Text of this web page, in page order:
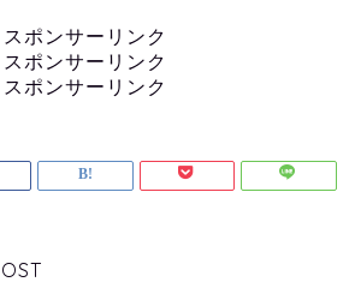
スポンサーリンク
スポンサーリンク
スポンサーリンク